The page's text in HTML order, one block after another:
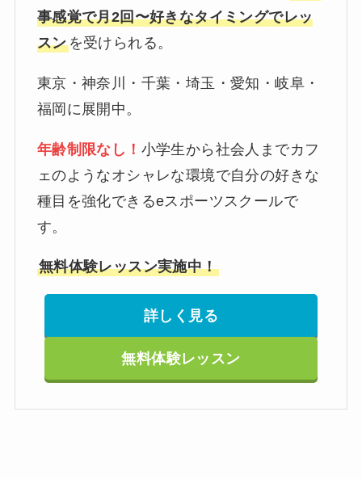
事感覚で月2回〜好きなタイミングでレッ
スンを受けられる。
東京・神奈川・千葉・埼玉・愛知・岐阜・
福岡に展開中。
年齢制限なし！ 小学生から社会人までカフ
ェのようなオシャレな環境で自分の好きな
種目を強化できるeスポーツスクールで
す。
無料体験レッスン実施中！
詳しく見る
無料体験レッスン